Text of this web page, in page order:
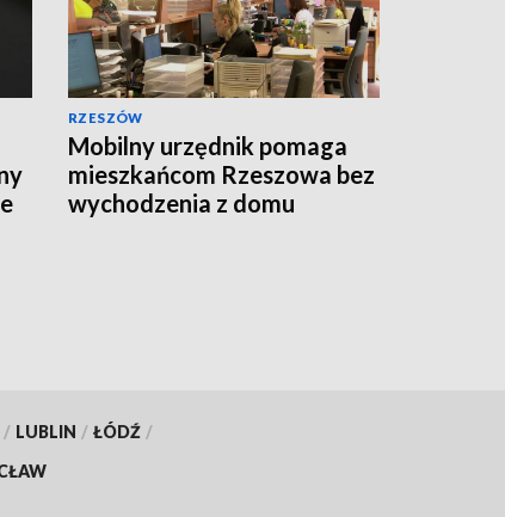
RZESZÓW
Mobilny urzędnik pomaga
mieszkańcom Rzeszowa bez
wychodzenia z domu
/ LUBLIN / ŁÓDŹ /